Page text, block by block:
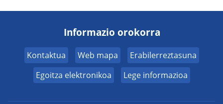
Informazio orokorra
Kontaktua Web mapa
Erabilerreztasuna
Egoitza elektronikoa
Lege informazioa